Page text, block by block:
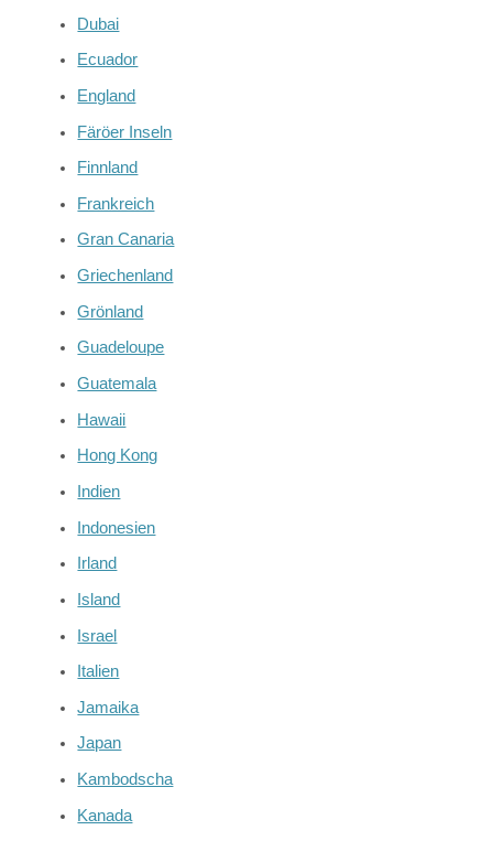
Dubai
Ecuador
England
Färöer Inseln
Finnland
Frankreich
Gran Canaria
Griechenland
Grönland
Guadeloupe
Guatemala
Hawaii
Hong Kong
Indien
Indonesien
Irland
Island
Israel
Italien
Jamaika
Japan
Kambodscha
Kanada